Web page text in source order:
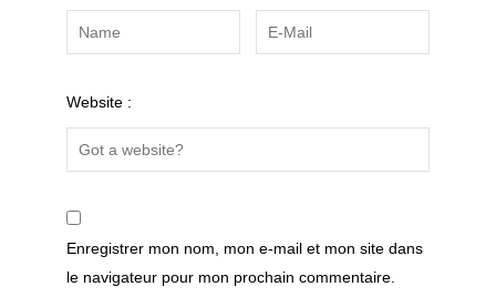
Website :
Enregistrer mon nom, mon e-mail et mon site dans
le navigateur pour mon prochain commentaire.